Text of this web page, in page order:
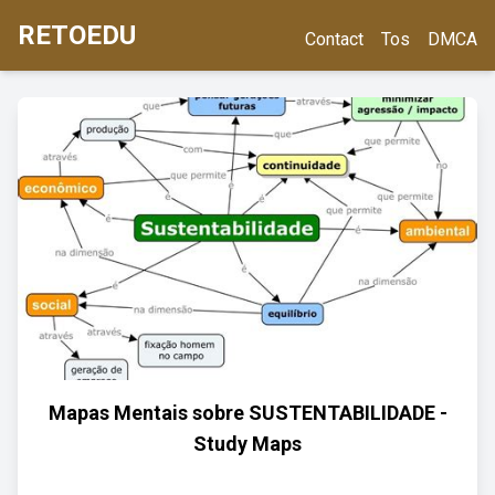
RETOEDU Contact Tos DMCA
Mapas Mentais sobre SUSTENTABILIDADE -
Study Maps